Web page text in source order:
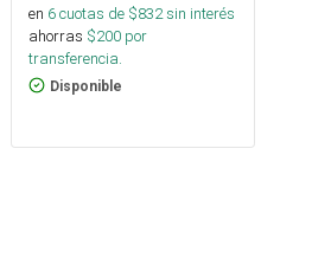
en 6cuotas de $832sin interés
ahorras $200 por
transferencia.
Disponible